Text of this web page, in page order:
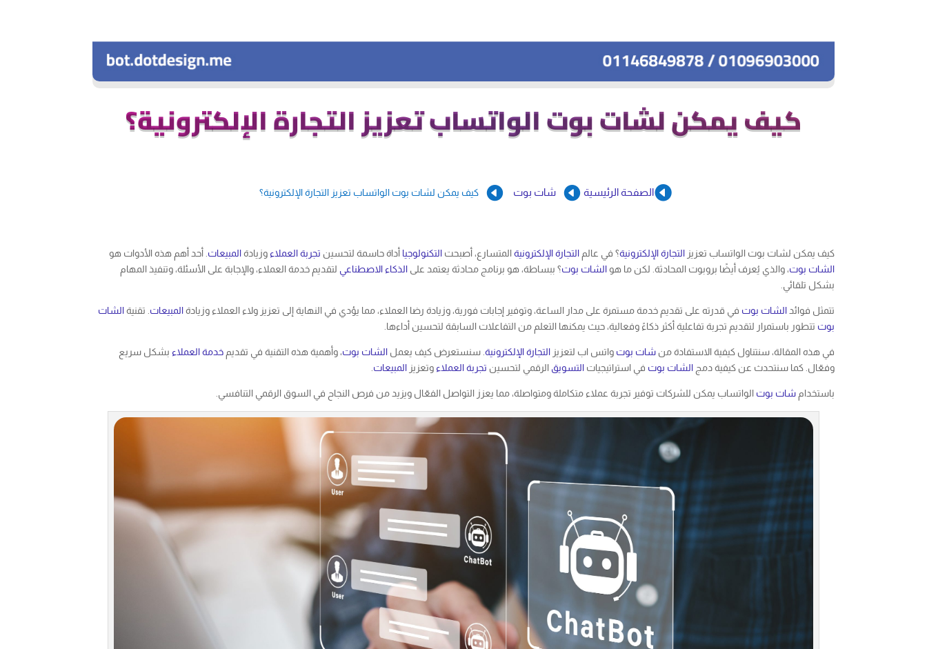
كيف يمكن لشات بوت الواتساب تعزيز التجارة الإلكترونية؟
الصفحة الرئيسية  شات بوت  كيف يمكن لشات بوت الواتساب تعزيز التجارة الإلكترونية؟
كيف يمكن لشات بوت الواتساب تعزيزالتجارة الإلكترونية؟ في عالمالتجارة الإلكترونيةالمتسارع، أصبحتالتكنولوجيا أداة حاسمة لتحسين تجربة العملاء وزيادةالمبيعات . أحد أهم هذه الأدوات هو
الشات بوت، والذي يُعرف أيضًا بروبوت المحادثة. لكن ما هوالشات بوت؟ ببساطة، هو برنامج محادثة يعتمد علىالذكاء الاصطناعي لتقديم خدمة العملاء، والإجابة على الأسئلة، وتنفيذ المهام
بشكل تلقائي.
تتمثل فوائدالشات بوت في قدرته على تقديم خدمة مستمرة على مدار الساعة، وتوفير إجابات فورية، وزيادة رضا العملاء، مما يؤدي في النهاية إلى تعزيز ولاء العملاء وزيادةالمبيعات . تقنيةالشات
بوت تتطور باستمرار لتقديم تجربة تفاعلية أكثر ذكاءً وفعالية، حيث يمكنها التعلم من التفاعلات السابقة لتحسين أداءها.
في هذه المقالة، سنتناول كيفية الاستفادة منشات بوت واتس اب لتعزيزالتجارة الإلكترونية . سنستعرض كيف يعملالشات بوت، وأهمية هذه التقنية في تقديمخدمة العملاء بشكل سريع
وفعّال. كما سنتحدث عن كيفية دمجالشات بوت في استراتيجياتالتسويق الرقمي لتحسين تجربة العملاء وتعزيزالمبيعات
باستخدامشات بوت الواتساب يمكن للشركات توفير تجربة عملاء متكاملة ومتواصلة، مما يعزز التواصل الفعّال ويزيد من فرص النجاح في السوق الرقمي التنافسي.